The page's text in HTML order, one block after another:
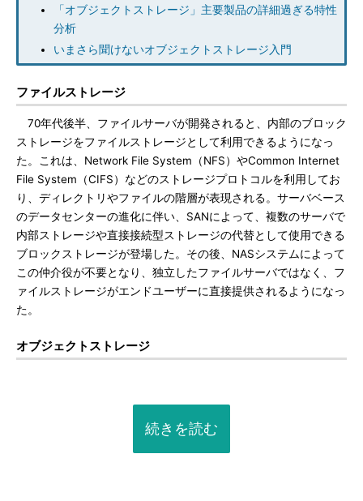
「オブジェクトストレージ」主要製品の詳細過ぎる特性
分析
いまさら聞けないオブジェクトストレージ入門
ファイルストレージ
70年代後半、ファイルサーバが開発されると、内部のブロック
ストレージをファイルストレージとして利用できるようになっ
た。これは、Network File System（NFS）やCommon Internet
File System（CIFS）などのストレージプロトコルを利用してお
り、ディレクトリやファイルの階層が表現される。サーバベース
のデータセンターの進化に伴い、SANによって、複数のサーバで
内部ストレージや直接接続型ストレージの代替として使用できる
ブロックストレージが登場した。その後、NASシステムによって
この仲介役が不要となり、独立したファイルサーバではなく、フ
ァイルストレージがエンドユーザーに直接提供されるようになっ
た。
オブジェクトストレージ
続きを読む